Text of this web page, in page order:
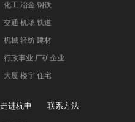
化工 冶金 钢铁
交通 机场 铁道
机械 轻纺 建材
行政事业 厂矿企业
大厦 楼宇 住宅
走进杭申 联系方法